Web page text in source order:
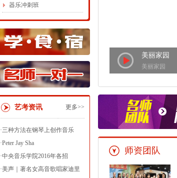
器乐冲刺班
艺考资讯 更多>>
·三种方法在钢琴上创作音乐
·Peter Jay Sha
·中央音乐学院2016年各招
·美声｜著名女高音歌唱家迪里
美丽家园
美丽家园
师资团队